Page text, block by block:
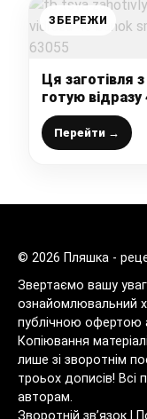
ЗБЕРЕЖИ
Ця заготівля
готую
готується
Перейти →
© 2026 Пляшка -
Звертаємо вашу
ознайомлювальний
публічною офертою
Копіювання
лише зі зворотнім
троьох дописів! Всі
авторам.